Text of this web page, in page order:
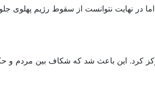
در نهایت نتوانست از سقوط رژیم پهلوی
کرد. این باعث شد که شکاف بین مردم